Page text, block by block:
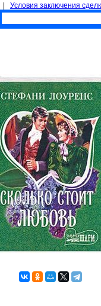
Условия заключения